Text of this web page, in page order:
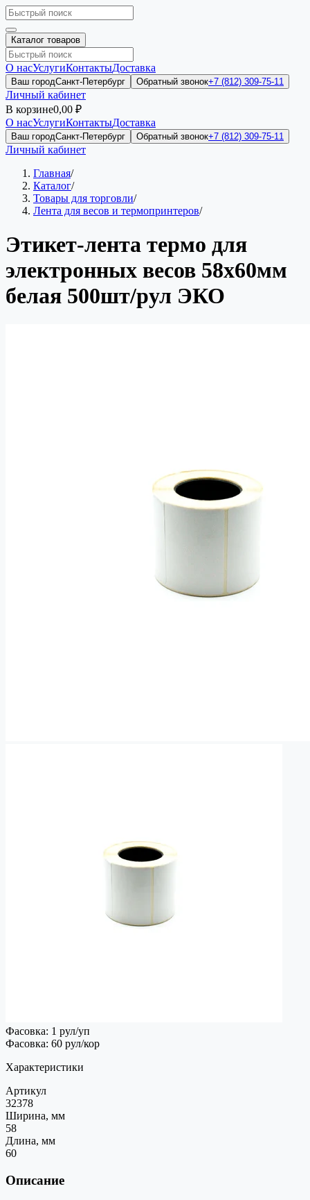
Каталог товаров
О насУслугиКонтактыДоставка
Ваш городСанкт-Петербург Обратный звонок+7 (812) 309-75-11
Личный кабинет
В корзине0,00 ₽
О насУслугиКонтактыДоставка
Ваш городСанкт-Петербург Обратный звонок+7 (812) 309-75-11
Личный кабинет
Главная/
Каталог/
Товары для торговли/
Лента для весов и термопринтеров/
Этикет-лента термо для
электронных весов 58х60мм
белая 500шт/рул ЭКО
Фасовка: 1 рул/уп
Фасовка: 60 рул/кор
Характеристики
Артикул
32378
Ширина, мм
58
Длина, мм
60
Описание